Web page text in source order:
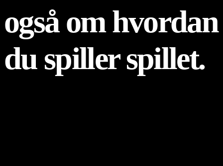
også om hvordan
du spiller spillet.